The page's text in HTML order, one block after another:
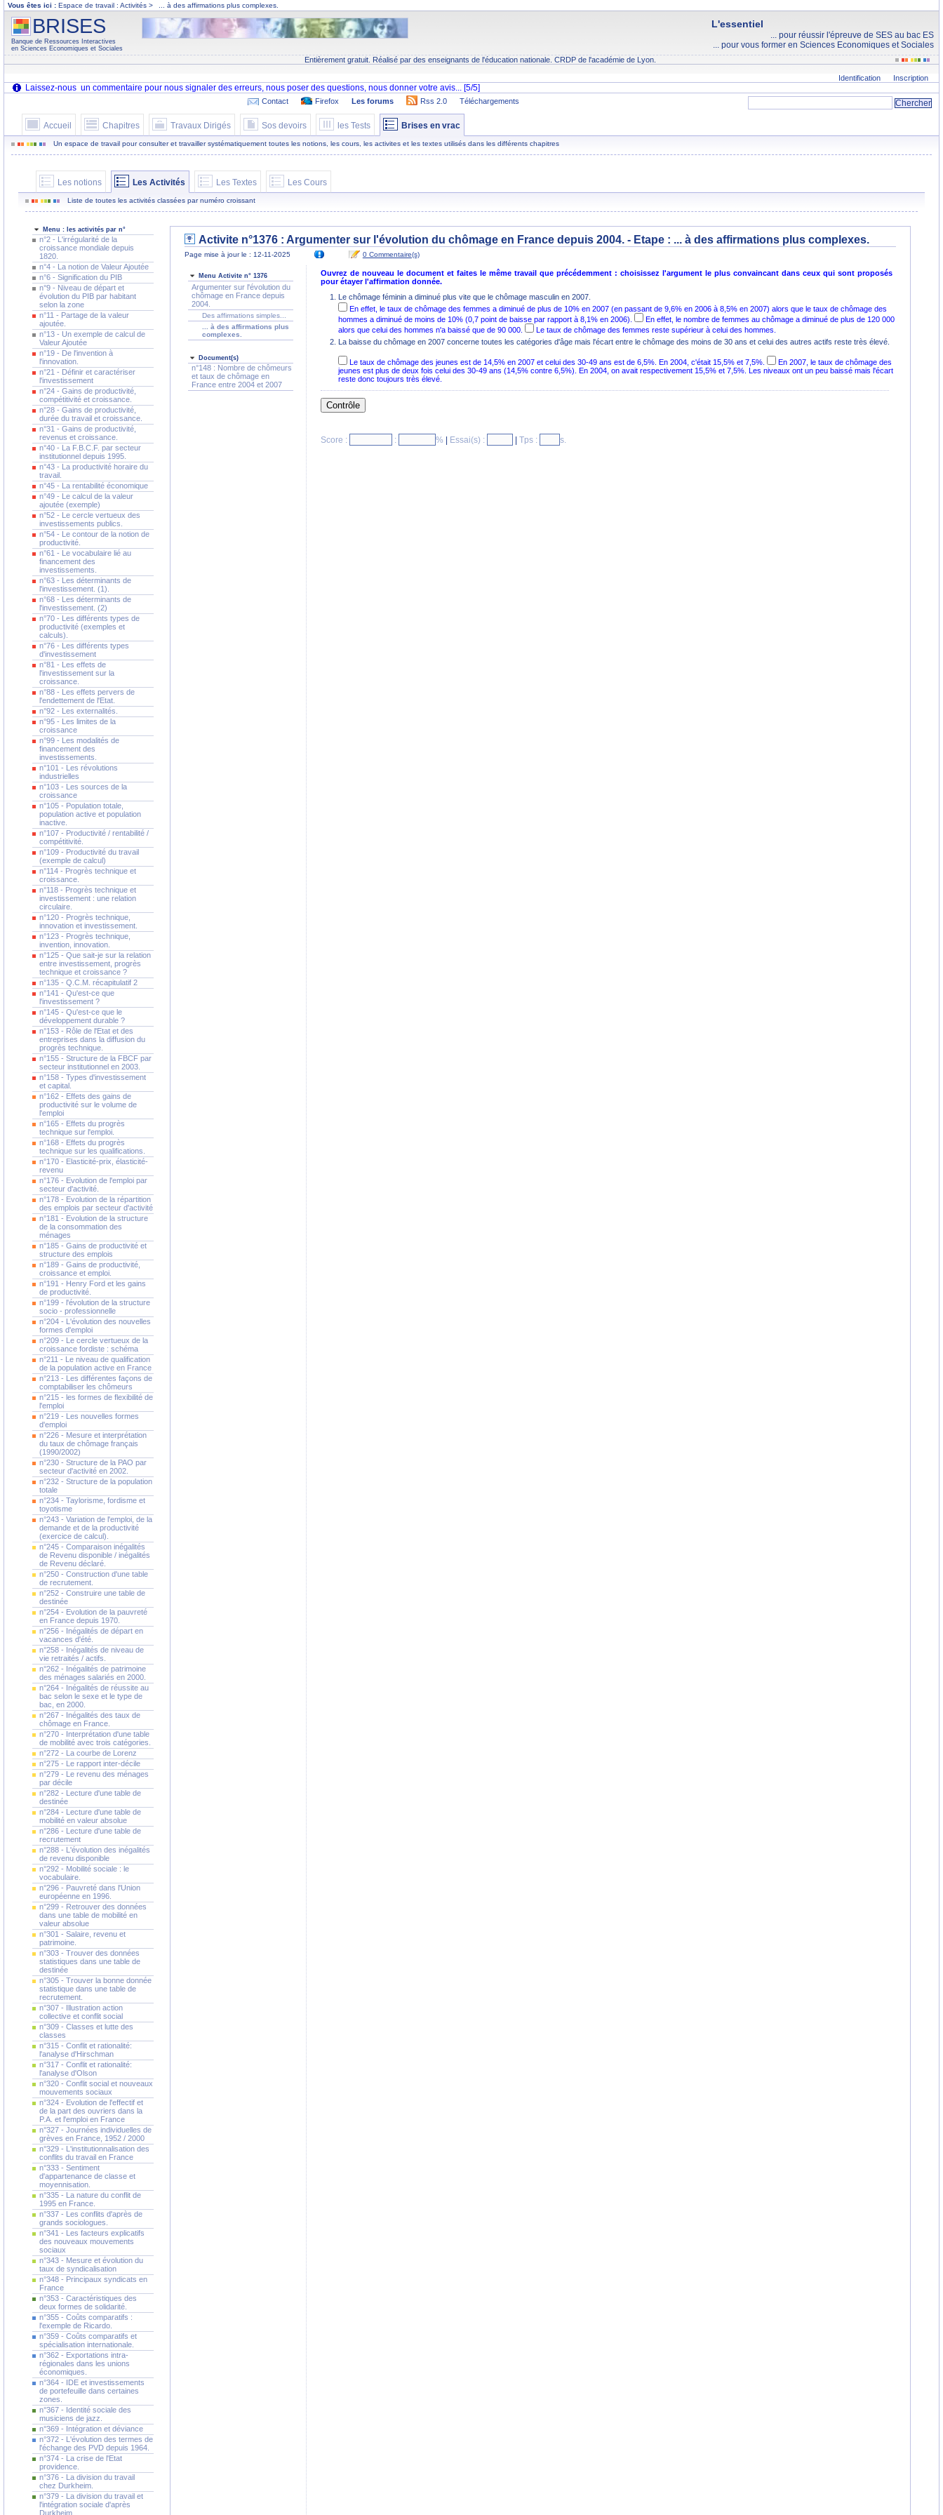
Vous êtes ici : Espace de travail : Activités > ... à des affirmations plus complexes.
L'essentiel
... pour réussir l'épreuve de SES au bac ES
... pour vous former en Sciences Economiques et Sociales
BRISES
Banque de Ressources Interactives
en Sciences Economiques et Sociales
Entièrement gratuit. Réalisé par des enseignants de l'éducation nationale. CRDP de l'académie de Lyon.
Identification Inscription
Contact Firefox Les forums Rss 2.0 Téléchargements
Accueil Chapitres Travaux Dirigés Sos devoirs les Tests Brises en vrac
Un espace de travail pour consulter et travailler systématiquement toutes les notions, les cours, les activites et les textes utilisés dans les différents chapitres
Les notions Les Activités Les Textes Les Cours
Liste de toutes les activités classées par numéro croissant
Menu : les activités par n°
n°2 - L'irrégularité de la
croissance mondiale depuis
1820.
n°4 - La notion de Valeur Ajoutée
n°6 - Signification du PIB
n°9 - Niveau de départ et
évolution du PIB par habitant
selon la zone
n°11 - Partage de la valeur
ajoutée.
n°13 - Un exemple de calcul de
Valeur Ajoutée
n°19 - De l'invention à
l'innovation.
n°21 - Définir et caractériser
l'investissement
n°24 - Gains de productivité,
compétitivité et croissance.
n°28 - Gains de productivité,
durée du travail et croissance.
n°31 - Gains de productivité,
revenus et croissance.
n°40 - La F.B.C.F. par secteur
institutionnel depuis 1995.
n°43 - La productivité horaire du
travail.
n°45 - La rentabilité économique
n°49 - Le calcul de la valeur
ajoutée (exemple)
n°52 - Le cercle vertueux des
investissements publics.
n°54 - Le contour de la notion de
productivité.
n°61 - Le vocabulaire lié au
financement des
investissements.
n°63 - Les déterminants de
l'investissement. (1).
n°68 - Les déterminants de
l'investissement. (2)
n°70 - Les différents types de
productivité (exemples et
calculs).
n°76 - Les différents types
d'investissement
n°81 - Les effets de
l'investissement sur la
croissance.
n°88 - Les effets pervers de
l'endettement de l'Etat.
n°92 - Les externalités.
n°95 - Les limites de la
croissance
n°99 - Les modalités de
financement des
investissements.
n°101 - Les révolutions
industrielles
n°103 - Les sources de la
croissance
n°105 - Population totale,
population active et population
inactive.
n°107 - Productivité / rentabilité /
compétitivité.
n°109 - Productivité du travail
(exemple de calcul)
n°114 - Progrès technique et
croissance.
n°118 - Progrès technique et
investissement : une relation
circulaire.
n°120 - Progrès technique,
innovation et investissement.
n°123 - Progrès technique,
invention, innovation.
n°125 - Que sait-je sur la relation
entre investissement, progrès
technique et croissance ?
n°135 - Q.C.M. récapitulatif 2
n°141 - Qu'est-ce que
l'investissement ?
n°145 - Qu'est-ce que le
développement durable ?
n°153 - Rôle de l'Etat et des
entreprises dans la diffusion du
progrès technique.
n°155 - Structure de la FBCF par
secteur institutionnel en 2003.
n°158 - Types d'investissement
et capital.
n°162 - Effets des gains de
productivité sur le volume de
l'emploi
n°165 - Effets du progrès
technique sur l'emploi.
n°168 - Effets du progrès
technique sur les qualifications.
n°170 - Elasticité-prix, élasticité-
revenu
n°176 - Evolution de l'emploi par
secteur d'activité.
n°178 - Evolution de la répartition
des emplois par secteur d'activité
n°181 - Evolution de la structure
de la consommation des
ménages
n°185 - Gains de productivité et
structure des emplois
n°189 - Gains de productivité,
croissance et emploi.
n°191 - Henry Ford et les gains
de productivité.
n°199 - l'évolution de la structure
socio - professionnelle
n°204 - L'évolution des nouvelles
formes d'emploi
n°209 - Le cercle vertueux de la
croissance fordiste : schéma
n°211 - Le niveau de qualification
de la population active en France
n°213 - Les différentes façons de
comptabiliser les chômeurs
n°215 - les formes de flexibilité de
l'emploi
n°219 - Les nouvelles formes
d'emploi
n°226 - Mesure et interprétation
du taux de chômage français
(1990/2002)
n°230 - Structure de la PAO par
secteur d'activité en 2002.
n°232 - Structure de la population
totale
n°234 - Taylorisme, fordisme et
toyotisme
n°243 - Variation de l'emploi, de la
demande et de la productivité
(exercice de calcul).
n°245 - Comparaison inégalités
de Revenu disponible / inégalités
de Revenu déclaré.
n°250 - Construction d'une table
de recrutement.
n°252 - Construire une table de
destinée
n°254 - Evolution de la pauvreté
en France depuis 1970.
n°256 - Inégalités de départ en
vacances d'été.
n°258 - Inégalités de niveau de
vie retraités / actifs.
n°262 - Inégalités de patrimoine
des ménages salariés en 2000.
n°264 - Inégalités de réussite au
bac selon le sexe et le type de
bac, en 2000.
n°267 - Inégalités des taux de
chômage en France.
n°270 - Interprétation d'une table
de mobilité avec trois catégories.
n°272 - La courbe de Lorenz
n°275 - Le rapport inter-décile
n°279 - Le revenu des ménages
par décile
n°282 - Lecture d'une table de
destinée
n°284 - Lecture d'une table de
mobilité en valeur absolue
n°286 - Lecture d'une table de
recrutement
n°288 - L'évolution des inégalités
de revenu disponible
n°292 - Mobilité sociale : le
vocabulaire.
n°296 - Pauvreté dans l'Union
européenne en 1996.
n°299 - Retrouver des données
dans une table de mobilité en
valeur absolue
n°301 - Salaire, revenu et
patrimoine.
n°303 - Trouver des données
statistiques dans une table de
destinée
n°305 - Trouver la bonne donnée
statistique dans une table de
recrutement.
n°307 - Illustration action
collective et conflit social
n°309 - Classes et lutte des
classes
n°315 - Conflit et rationalité:
l'analyse d'Hirschman
n°317 - Conflit et rationalité:
l'analyse d'Olson
n°320 - Conflit social et nouveaux
mouvements sociaux
n°324 - Evolution de l'effectif et
de la part des ouvriers dans la
P.A. et l'emploi en France
n°327 - Journées individuelles de
grèves en France, 1952 / 2000
n°329 - L'institutionnalisation des
conflits du travail en France
n°333 - Sentiment
d'appartenance de classe et
moyennisation.
n°335 - La nature du conflit de
1995 en France.
n°337 - Les conflits d'après de
grands sociologues.
n°341 - Les facteurs explicatifs
des nouveaux mouvements
sociaux
n°343 - Mesure et évolution du
taux de syndicalisation
n°348 - Principaux syndicats en
France
n°353 - Caractéristiques des
deux formes de solidarité.
n°355 - Coûts comparatifs :
l'exemple de Ricardo.
n°359 - Coûts comparatifs et
spécialisation internationale.
n°362 - Exportations intra-
régionales dans les unions
économiques.
n°364 - IDE et investissements
de portefeuille dans certaines
zones.
n°367 - Identité sociale des
musiciens de jazz.
n°369 - Intégration et déviance
n°372 - L'évolution des termes de
l'échange des PVD depuis 1964.
n°374 - La crise de l'Etat
providence.
n°376 - La division du travail
chez Durkheim.
n°379 - La division du travail et
l'intégration sociale d'après
Durkheim.
Activite n°1376 : Argumenter sur l'évolution du chômage en France depuis 2004. - Etape : ... à des affirmations plus complexes.
Page mise à jour le : 12-11-2025 0 Commentaire(s)
Menu Activite n° 1376
Argumenter sur l'évolution du
chômage en France depuis
2004.
Des affirmations simples...
... à des affirmations plus
complexes.
Document(s)
n°148 : Nombre de chômeurs
et taux de chômage en
France entre 2004 et 2007
Ouvrez de nouveau le document et faites le même travail que précédemment : choisissez l'argument le plus convaincant dans ceux qui sont proposés
pour étayer l'affirmation donnée.
Le chômage féminin a diminué plus vite que le chômage masculin en 2007.
En effet, le taux de chômage des femmes a diminué de plus de 10% en 2007 (en passant de 9,6% en 2006 à 8,5% en 2007) alors que le taux de chômage des
hommes a diminué de moins de 10% (0,7 point de baisse par rapport à 8,1% en 2006).
En effet, le nombre de femmes au chômage a diminué de plus de 120 000
alors que celui des hommes n'a baissé que de 90 000.
Le taux de chômage des femmes reste supérieur à celui des hommes.
La baisse du chômage en 2007 concerne toutes les catégories d'âge mais l'écart entre le chômage des moins de 30 ans et celui des autres actifs reste très élevé.
Le taux de chômage des jeunes est de 14,5% en 2007 et celui des 30-49 ans est de 6,5%. En 2004, c'était 15,5% et 7,5%.
En 2007, le taux de chômage des
jeunes est plus de deux fois celui des 30-49 ans (14,5% contre 6,5%). En 2004, on avait respectivement 15,5% et 7,5%. Les niveaux ont un peu baissé mais l'écart
reste donc toujours très élevé.
Score : : % Essai(s) : Tps : s.